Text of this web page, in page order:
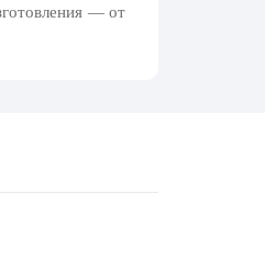
— от